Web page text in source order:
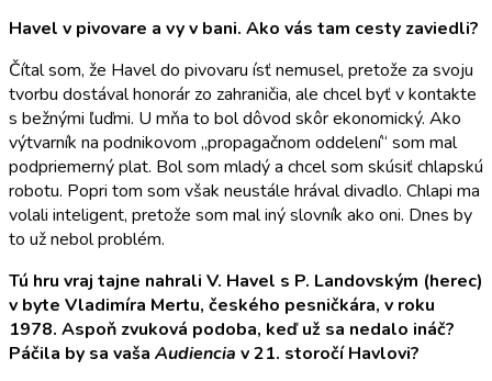
Havel v pivovare a vy v bani. Ako vás tam cesty zaviedli?
Čítal som, že Havel do pivovaru ísť nemusel, pretože za svoju
tvorbu dostával honorár zo zahraničia, ale chcel byť v kontakte
s bežnými ľuďmi. U mňa to bol dôvod skôr ekonomický. Ako
výtvarník na podnikovom „propagačnom oddelení“ som mal
podpriemerný plat. Bol som mladý a chcel som skúsiť chlapskú
robotu. Popri tom som však neustále hrával divadlo. Chlapi ma
volali inteligent, pretože som mal iný slovník ako oni. Dnes by
to už nebol problém.
Tú hru vraj tajne nahrali V. Havel s P. Landovským (herec)
v byte Vladimíra Mertu, českého pesničkára, v roku
1978. Aspoň zvuková podoba, keď už sa nedalo ináč?
Páčila by sa vaša Audiencia v 21. storočí Havlovi?